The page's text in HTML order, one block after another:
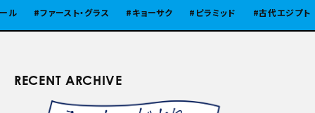
ファースト・グラス キョーサク ピラミッド 古代エジプト
RECENT ARCHIVE